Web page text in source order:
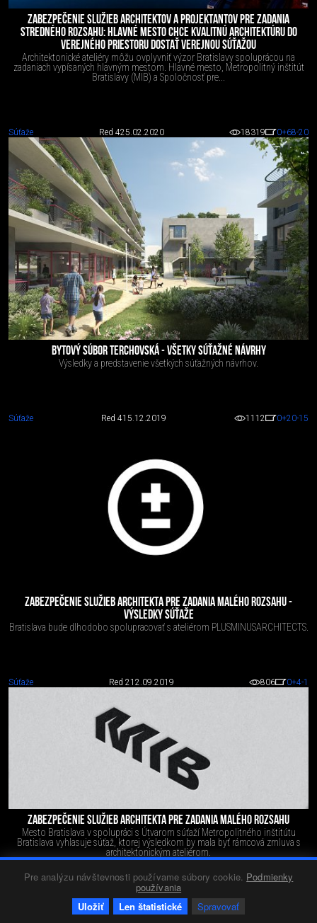
Pre analýzu návštevnosti používame súbory cookie. Podmienky
používania
Uložiť
Len štatistické Spravovať
ZABEZPEČENIE SLUŽIEB ARCHITEKTOV A PROJEKTANTOV PRE ZADANIA
STREDNÉHO ROZSAHU: HLAVNÉ MESTO CHCE KVALITNÚ ARCHITEKTÚRU DO
VEREJNÉHO PRIESTORU DOSTAŤ VEREJNOU SÚŤAŽOU
Architektonické ateliéry môžu ovplyvniť výzor Bratislavy spoluprácou na
zadaniach vypísaných hlavným mestom. Hlavné mesto, Metropolitný inštitút
Bratislavy (MIB) a Spoločnosť pre...
Súťaže Red 425.02.2020 18319 0+68-20
BYTOVÝ SÚBOR TERCHOVSKÁ - VŠETKY SÚŤAŽNÉ NÁVRHY
Výsledky a predstavenie všetkých súťažných návrhov.
Súťaže Red 415.12.2019 1112 0+20-15
ZABEZPEČENIE SLUŽIEB ARCHITEKTA PRE ZADANIA MALÉHO ROZSAHU -
VÝSLEDKY SÚŤAŽE
Bratislava bude dlhodobo spolupracovať s ateliérom PLUSMINUSARCHITECTS.
Súťaže Red 212.09.2019 806 0+4-1
ZABEZPEČENIE SLUŽIEB ARCHITEKTA PRE ZADANIA MALÉHO ROZSAHU
Mesto Bratislava v spolupráci s Útvarom súťaží Metropolitného inštitútu
Bratislava vyhlasuje súťaž, ktorej výsledkom by mala byť rámcová zmluva s
architektonickým ateliérom.